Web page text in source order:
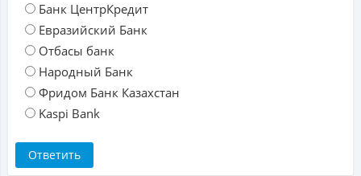
Банк ЦентрКредит
Евразийский Банк
Отбасы банк
Народный Банк
Фридом Банк Казахстан
Kaspi Bank